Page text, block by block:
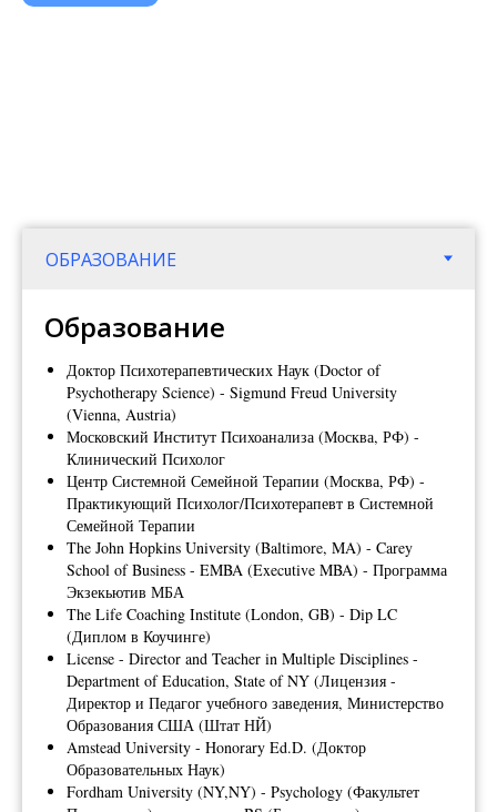
Образование
Доктор Психотерапевтических Наук (Doctor of
Psychotherapy Science) - Sigmund Freud University
(Vienna, Austria)
Московский Институт Психоанализа (Москва, РФ) -
Клинический Психолог
Центр Системной Семейной Терапии (Москва, РФ) -
Практикующий Психолог/Психотерапевт в Системной
Семейной Терапии
The John Hopkins University (Baltimore, MA) - Carey
School of Business - EMBA (Executive MBA) - Программа
Экзекьютив МБА
The Life Coaching Institute (London, GB) - Dip LC
(Диплом в Коучинге)
License - Director and Teacher in Multiple Disciplines -
Department of Education, State of NY (Лицензия -
Директор и Педагог учебного заведения, Министерство
Образования США (Штат НЙ)
Amstead University - Honorary Ed.D. (Доктор
Образовательных Наук)
Fordham University (NY,NY) - Psychology (Факультет